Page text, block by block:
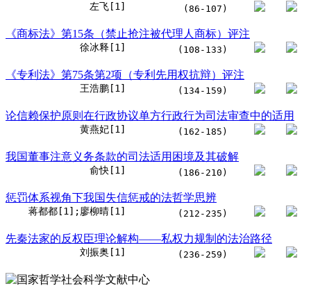
左飞[1] (86-107)
《商标法》第15条（禁止抢注被代理人商标）评注
徐冰释[1] (108-133)
《专利法》第75条第2项（专利先用权抗辩）评注
王浩鹏[1] (134-159)
论信赖保护原则在行政协议单方行政行为司法审查中的适用
黄燕妃[1] (162-185)
我国董事注意义务条款的司法适用困境及其破解
俞快[1] (186-210)
惩罚体系视角下我国失信惩戒的法哲学思辨
蒋都都[1];廖柳晴[1] (212-235)
先秦法家的反权臣理论解构——私权力规制的法治路径
刘振奥[1] (236-259)